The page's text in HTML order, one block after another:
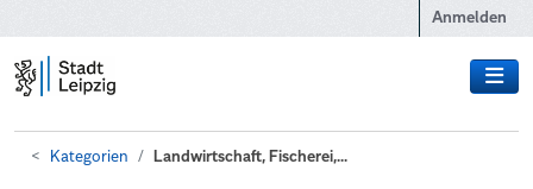
Anmelden
Kategorien Landwirtschaft, Fischerei,...